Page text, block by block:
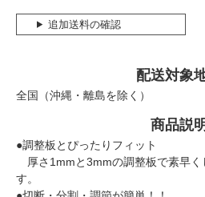
追加送料の確認
配送対象
全国（沖縄・離島を除く）
商品説明
●調整板とぴったりフィット
厚さ1mmと3mmの調整板で素早く
す。